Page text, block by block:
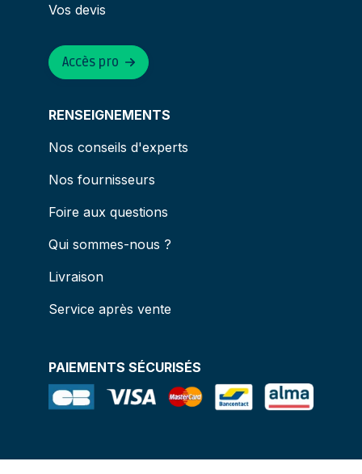
Vos devis
RENSEIGNEMENTS
Nos conseils d'experts
Nos fournisseurs
Foire aux questions
Qui sommes-nous ?
Livraison
Service après vente
Accès pro
PAIEMENTS SÉCURISÉS